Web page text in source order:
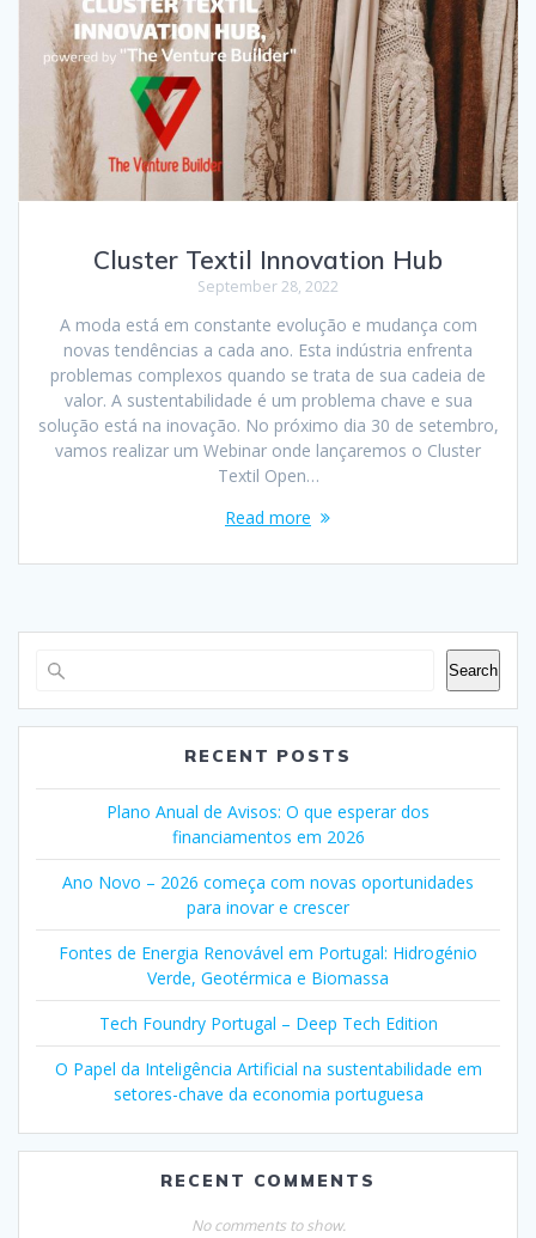
Cluster Textil Innovation Hub
September 28, 2022
A moda está em constante evolução e mudança com
novas tendências a cada ano. Esta indústria enfrenta
problemas complexos quando se trata de sua cadeia de
valor. A sustentabilidade é um problema chave e sua
solução está na inovação. No próximo dia 30 de setembro,
vamos realizar um Webinar onde lançaremos o Cluster
Textil Open…
Read more
Search
RECENT POSTS
Plano Anual de Avisos: O que esperar dos
financiamentos em 2026
Ano Novo – 2026 começa com novas oportunidades
para inovar e crescer
Fontes de Energia Renovável em Portugal: Hidrogénio
Verde, Geotérmica e Biomassa
Tech Foundry Portugal – Deep Tech Edition
O Papel da Inteligência Artificial na sustentabilidade em
setores-chave da economia portuguesa
RECENT COMMENTS
No comments to show.